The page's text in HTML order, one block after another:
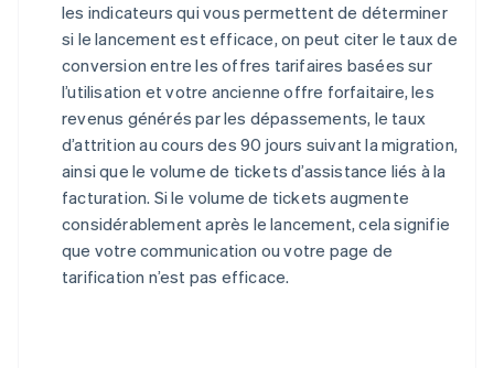
les indicateurs qui vous permettent de déterminer
si le lancement est efficace, on peut citer le taux de
conversion entre les offres tarifaires basées sur
l’utilisation et votre ancienne offre forfaitaire, les
revenus générés par les dépassements, le taux
d’attrition au cours des 90 jours suivant la migration,
ainsi que le volume de tickets d’assistance liés à la
facturation. Si le volume de tickets augmente
considérablement après le lancement, cela signifie
que votre communication ou votre page de
tarification n’est pas efficace.